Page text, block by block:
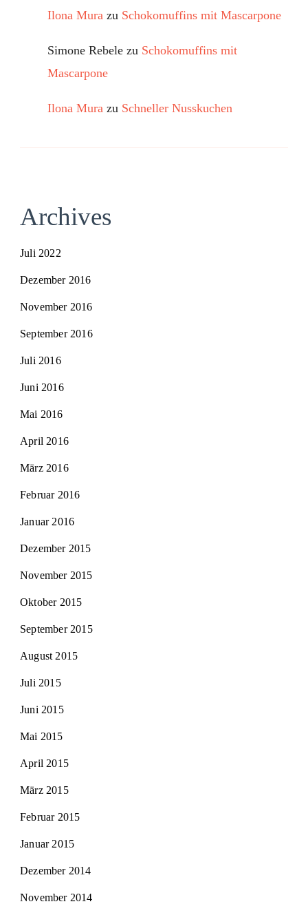
Ilona Mura zu Schokomuffins mit Mascarpone
Simone Rebele zu Schokomuffins mit
Mascarpone
Ilona Mura zu Schneller Nusskuchen
Archives
Juli 2022
Dezember 2016
November 2016
September 2016
Juli 2016
Juni 2016
Mai 2016
April 2016
März 2016
Februar 2016
Januar 2016
Dezember 2015
November 2015
Oktober 2015
September 2015
August 2015
Juli 2015
Juni 2015
Mai 2015
April 2015
März 2015
Februar 2015
Januar 2015
Dezember 2014
November 2014